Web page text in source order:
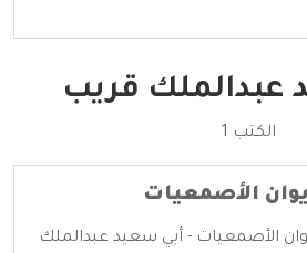
عبدالملك قريب
الكتب 1
الأصمعيات
الأصمعيات - أبي سعيد عبدالملك